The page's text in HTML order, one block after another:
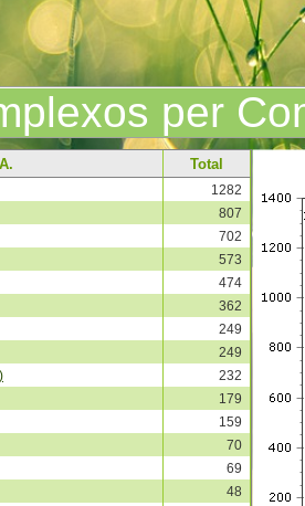
per
Total
1282
807
702
573
474
362
249
249
232
179
159
70
69
48